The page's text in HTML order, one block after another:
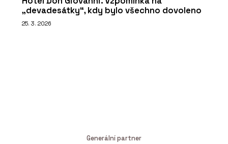
„devadesátky“, kdy bylo všechno dovoleno
25. 3. 2026
Generální partner